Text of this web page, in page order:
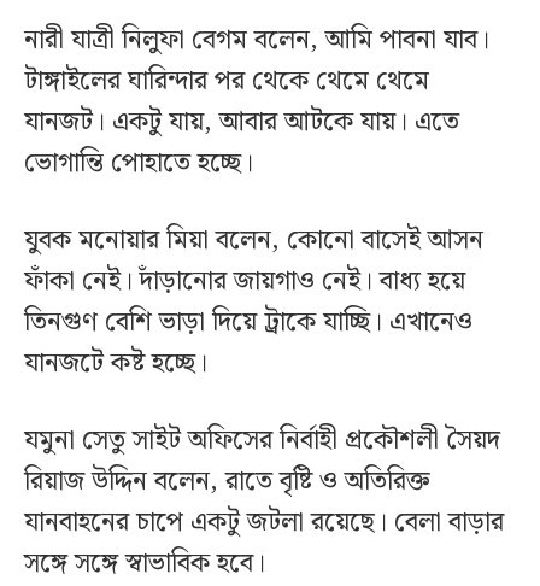
নারী যাত্রী নিলুফা বেগম বলেন, আমি পাবনা যাব।
টাঙ্গাইলের ঘারিন্দার পর থেকে থেমে থেমে
যানজট। একটু যায়, আবার আটকে যায়। এতে
ভোগান্তি পোহাতে হচ্ছে।
যুবক মনোয়ার মিয়া বলেন, কোনো বাসেই আসন
ফাঁকা নেই। দাঁড়ানোর জায়গাও নেই। বাধ্য হয়ে
তিনগুণ বেশি ভাড়া দিয়ে ট্রাকে যাচ্ছি। এখানেও
যানজটে কষ্ট হচ্ছে।
যমুনা সেতু সাইট অফিসের নির্বাহী প্রকৌশলী সৈয়দ
রিয়াজ উদ্দিন বলেন, রাতে বৃষ্টি ও অতিরিক্ত
যানবাহনের চাপে একটু জটলা রয়েছে। বেলা বাড়ার
সঙ্গে সঙ্গে স্বাভাবিক হবে।